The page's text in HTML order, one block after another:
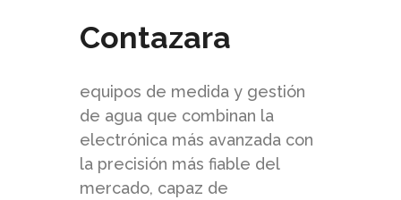
Contazara
equipos de medida y gestión
de agua que combinan la
electrónica más avanzada con
la precisión más fiable del
mercado, capaz de